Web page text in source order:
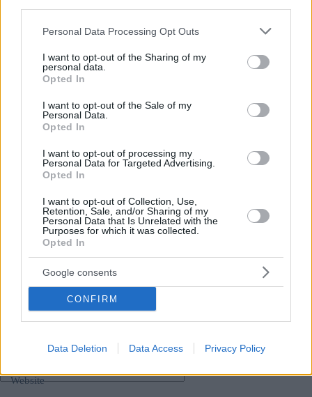
Please note that this website/app uses one or more Google
not limited to your visit or usage behaviour. You may click to
grant or deny consent to Google and its third-party tags to
use your data for below specified purposes in below Google
consent section.
Personal Data Processing Opt Outs
I want to opt-out of the Sharing of my
personal data.
Opted In
I want to opt-out of the Sale of my
Personal Data.
Opted In
I want to opt-out of processing my
Personal Data for Targeted Advertising.
Opted In
I want to opt-out of Collection, Use,
Retention, Sale, and/or Sharing of my
Personal Data that Is Unrelated with the
Purposes for which it was collected.
Opted In
Google consents
CONFIRM
Data Deletion Data Access Privacy Policy
einen Wandel brauche und forderte ein “lebenswerteres
Warum Viktor Orbán der Vergangenheit angehört
: Eine
Umfrage enthüllt die Hauptgründe für die Niederlage des
Gekennzeichnetes Bild: Anadolu Agentur
category Finanzen Ungarn
category politik
category Wirtschaft # ce # Geld #peter magyar
Theiss-Partei #ungarische regierung # ungarn
wahlen
*
Website